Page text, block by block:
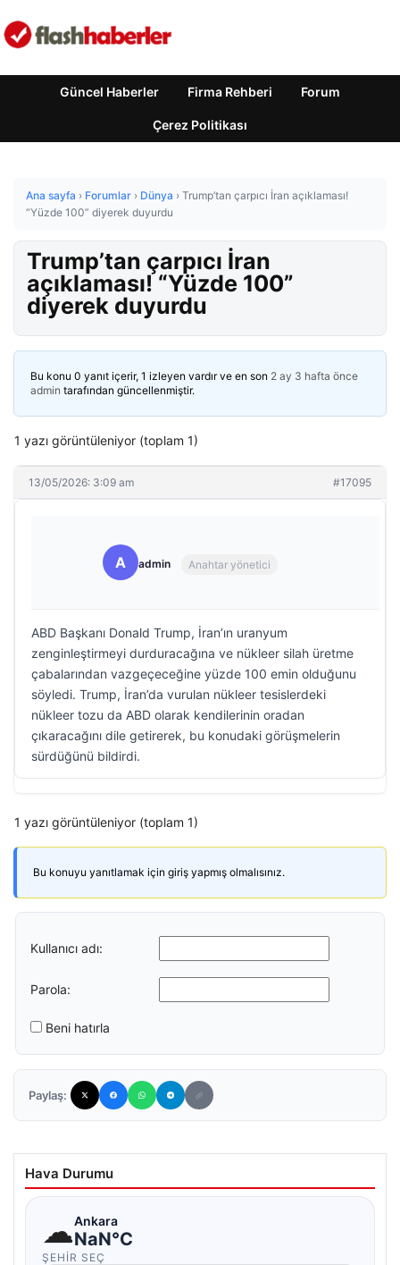
Güncel Haberler Firma Rehberi Forum
Çerez Politikası
Ana sayfa › Forumlar › Dünya › Trump’tan çarpıcı İran açıklaması!
“Yüzde 100” diyerek duyurdu
Trump’tan çarpıcı İran
açıklaması! “Yüzde 100”
diyerek duyurdu
Bu konu 0 yanıt içerir, 1 izleyen vardır ve en son 2 ay 3 hafta önce
admin tarafından güncellenmiştir.
1 yazı görüntüleniyor (toplam 1)
13/05/2026: 3:09 am #17095
A admin Anahtar yönetici
ABD Başkanı Donald Trump, İran’ın uranyum
zenginleştirmeyi durduracağına ve nükleer silah üretme
çabalarından vazgeçeceğine yüzde 100 emin olduğunu
söyledi. Trump, İran’da vurulan nükleer tesislerdeki
nükleer tozu da ABD olarak kendilerinin oradan
çıkaracağını dile getirerek, bu konudaki görüşmelerin
sürdüğünü bildirdi.
1 yazı görüntüleniyor (toplam 1)
Bu konuyu yanıtlamak için giriş yapmış olmalısınız.
Kullanıcı adı:
Parola:
Beni hatırla
Paylaş:
Hava Durumu
☁Ankara
NaN°C
ŞEHIR SEÇ